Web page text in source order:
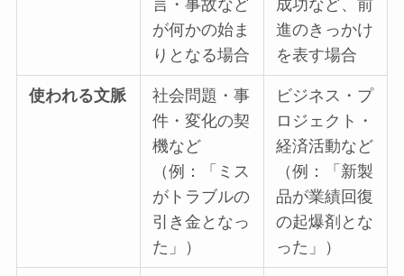
言・事故など
が何かの始ま
りとなる場合
成功など、前
進のきっかけ
を表す場合
使われる文脈
社会問題・事
件・変化の契
機など
（例：「ミス
がトラブルの
引き金となっ
た」）
ビジネス・プ
ロジェクト・
経済活動など
（例：「新製
品が業績回復
の起爆剤とな
った」）